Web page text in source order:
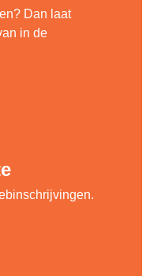
Dan laat
in de